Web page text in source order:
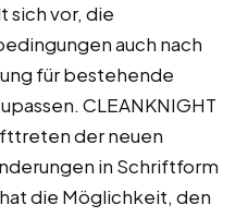
sich vor, die
auch nach
für bestehende
CLEANKNIGHT
der neuen
in Schriftform
die Möglichkeit, den